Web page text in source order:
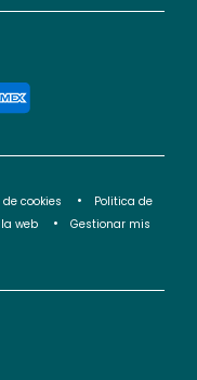
2>.
cookies
Politica de
web
Gestionar mis